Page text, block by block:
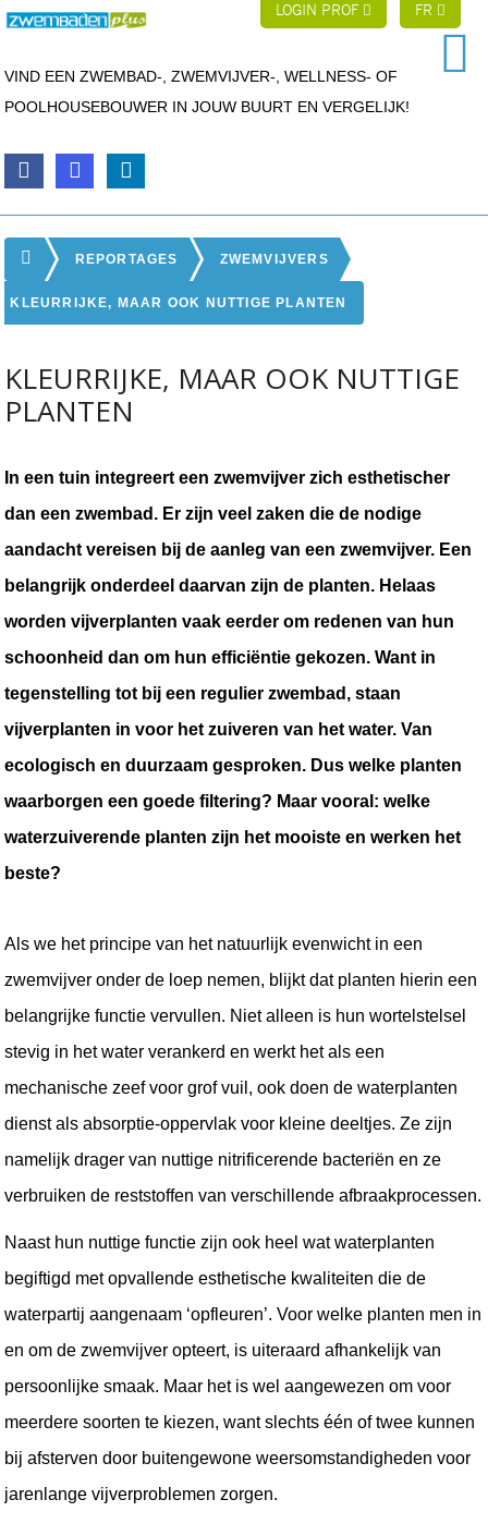
LOGIN PROF FR
VIND EEN ZWEMBAD-, ZWEMVIJVER-, WELLNESS- OF
POOLHOUSEBOUWER IN JOUW BUURT EN VERGELIJK!
REPORTAGES ZWEMVIJVERS
KLEURRIJKE, MAAR OOK NUTTIGE PLANTEN
KLEURRIJKE, MAAR OOK NUTTIGE
PLANTEN
In een tuin integreert een zwemvijver zich esthetischer
dan een zwembad. Er zijn veel zaken die de nodige
aandacht vereisen bij de aanleg van een zwemvijver. Een
belangrijk onderdeel daarvan zijn de planten. Helaas
worden vijverplanten vaak eerder om redenen van hun
schoonheid dan om hun efficiëntie gekozen. Want in
tegenstelling tot bij een regulier zwembad, staan
vijverplanten in voor het zuiveren van het water. Van
ecologisch en duurzaam gesproken. Dus welke planten
waarborgen een goede filtering? Maar vooral: welke
waterzuiverende planten zijn het mooiste en werken het
beste?
Als we het principe van het natuurlijk evenwicht in een
zwemvijver onder de loep nemen, blijkt dat planten hierin een
belangrijke functie vervullen. Niet alleen is hun wortelstelsel
stevig in het water verankerd en werkt het als een
mechanische zeef voor grof vuil, ook doen de waterplanten
dienst als absorptie-oppervlak voor kleine deeltjes. Ze zijn
namelijk drager van nuttige nitrificerende bacteriën en ze
verbruiken de reststoffen van verschillende afbraakprocessen.
Naast hun nuttige functie zijn ook heel wat waterplanten
begiftigd met opvallende esthetische kwaliteiten die de
waterpartij aangenaam ‘opfleuren’. Voor welke planten men in
en om de zwemvijver opteert, is uiteraard afhankelijk van
persoonlijke smaak. Maar het is wel aangewezen om voor
meerdere soorten te kiezen, want slechts één of twee kunnen
bij afsterven door buitengewone weersomstandigheden voor
jarenlange vijverproblemen zorgen.